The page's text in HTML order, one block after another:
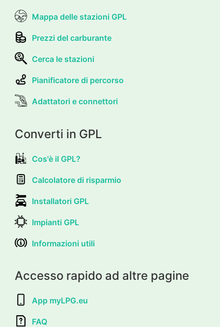
Mappa delle stazioni GPL
Prezzi del carburante
Cerca le stazioni
Pianificatore di percorso
Adattatori e connettori
Converti in GPL
Cos'è il GPL?
Calcolatore di risparmio
Installatori GPL
Impianti GPL
Informazioni utili
Accesso rapido ad altre pagine
App myLPG.eu
FAQ